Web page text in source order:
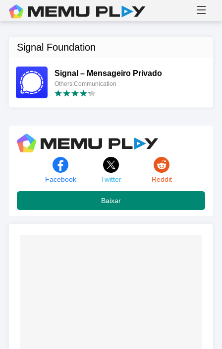
Signal Foundation
Signal – Mensageiro Privado
Others:Communication
Facebook Twitter Reddit
Baixar